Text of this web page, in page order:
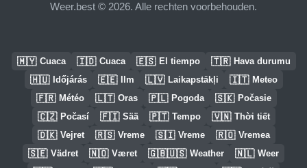
Weer.best © 2026. Alle rechten voorbehouden.
🇲🇾 Cuaca 🇮🇩 Cuaca 🇪🇸 El tiempo 🇹🇷 Hava durumu
🇭🇺 Időjárás 🇪🇪 Ilm 🇱🇻 Laikapstākļi 🇮🇹 Meteo
🇫🇷 Météo 🇱🇹 Oras 🇵🇱 Pogoda 🇸🇰 Počasie
🇨🇿 Počasí 🇫🇮 Sää 🇵🇹 Tempo 🇻🇳 Thời tiết
🇩🇰 Vejret 🇷🇸 Vreme 🇸🇮 Vreme 🇷🇴 Vremea
🇸🇪 Vädret 🇳🇴 Været 🇬🇧🇺🇸 Weather 🇳🇱 Weer